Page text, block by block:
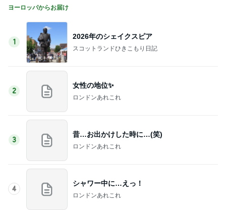
ヨーロッパからお届け
1
2026年のシェイクスピア
スコットランドひきこもり日記
2
女性の地位✨
ロンドンあれこれ
3
昔…お出かけした時に…(笑)
ロンドンあれこれ
4
シャワー中に…えっ！
ロンドンあれこれ